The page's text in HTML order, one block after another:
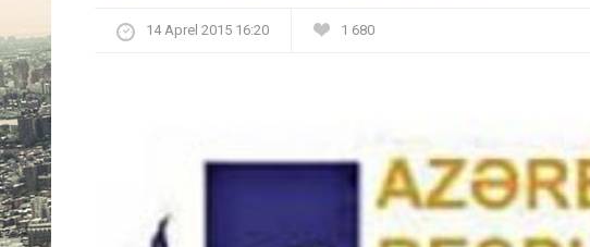
14 Aprel 2015 16:20 1 680